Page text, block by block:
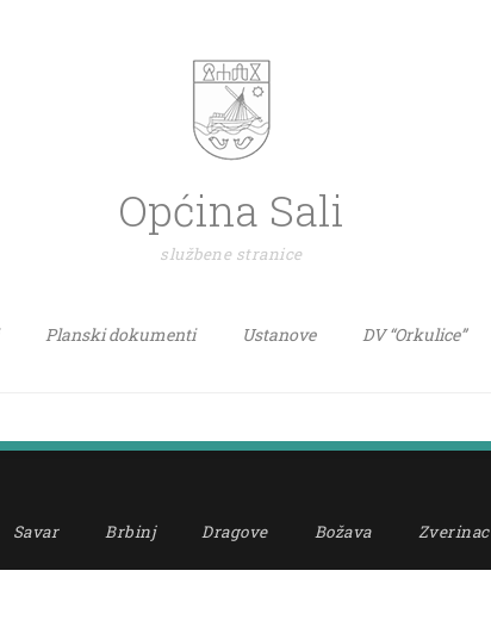
Općina Sali
službene stranice
Planski dokumenti Ustanove DV “Orkulice”
Savar Brbinj Dragove Božava Zverinac